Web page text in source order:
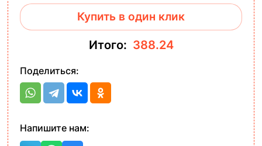
Купить в один клик
Итого: 388.24
Поделиться:
Напишите нам: